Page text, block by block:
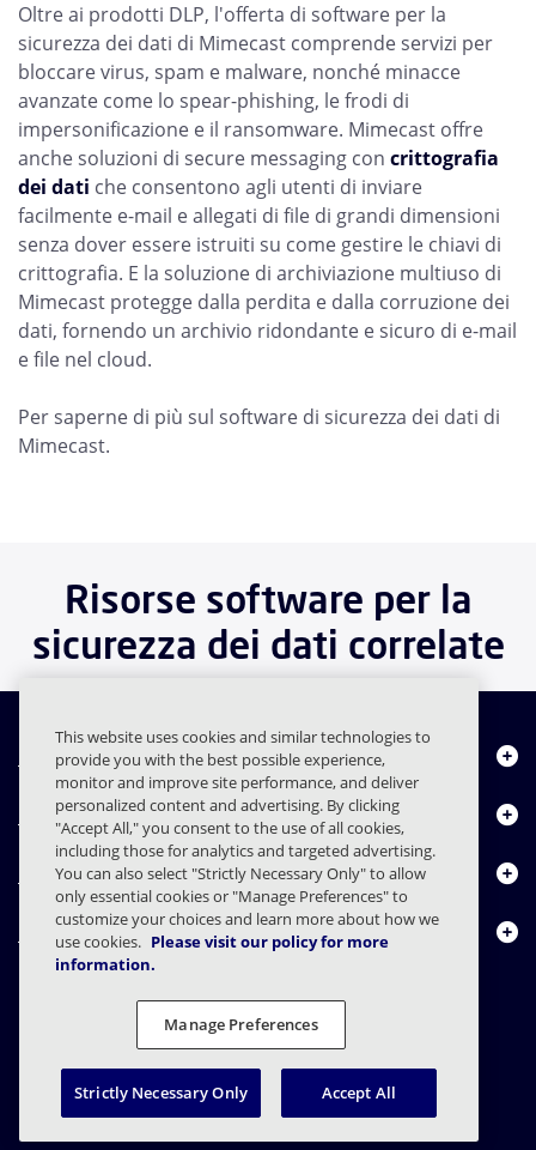
Oltre ai prodotti DLP, l'offerta di software per la
sicurezza dei dati di Mimecast comprende servizi per
bloccare virus, spam e malware, nonché minacce
avanzate come lo spear-phishing, le frodi di
impersonificazione e il ransomware. Mimecast offre
anche soluzioni di secure messaging con crittografia
dei dati che consentono agli utenti di inviare
facilmente e-mail e allegati di file di grandi dimensioni
senza dover essere istruiti su come gestire le chiavi di
crittografia. E la soluzione di archiviazione multiuso di
Mimecast protegge dalla perdita e dalla corruzione dei
dati, fornendo un archivio ridondante e sicuro di e-mail
e file nel cloud.
Per saperne di più sul software di sicurezza dei dati di
Mimecast.
Risorse software per la
sicurezza dei dati correlate
Chi siamo
Prodotti
Centro risorse
Contattaci
Informativa sulla privacy Note legali
Preferenze sulla privacy
Divulgazione responsabile
© 2003 - 2026 Mimecast Services Limited
This website uses cookies and similar technologies to
provide you with the best possible experience,
monitor and improve site performance, and deliver
personalized content and advertising. By clicking
"Accept All," you consent to the use of all cookies,
including those for analytics and targeted advertising.
You can also select "Strictly Necessary Only" to allow
only essential cookies or "Manage Preferences" to
customize your choices and learn more about how we
use cookies. Please visit our policy for more
information.
Manage Preferences
Strictly Necessary Only Accept All